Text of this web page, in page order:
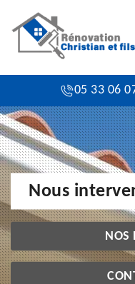
05 33 06
Nous
NOS